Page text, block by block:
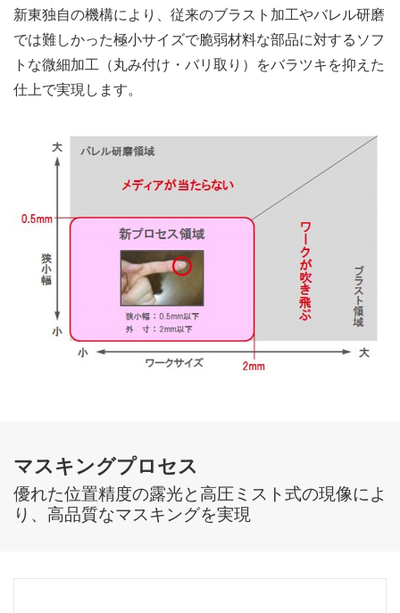
新東独自の機構により、従来のブラスト加工やバレル研磨
では難しかった極小サイズで脆弱材料な部品に対するソフ
トな微細加工（丸み付け・バリ取り）をバラツキを抑えた
仕上で実現します。
マスキングプロセス
優れた位置精度の露光と高圧ミスト式の現像によ
り、高品質なマスキングを実現